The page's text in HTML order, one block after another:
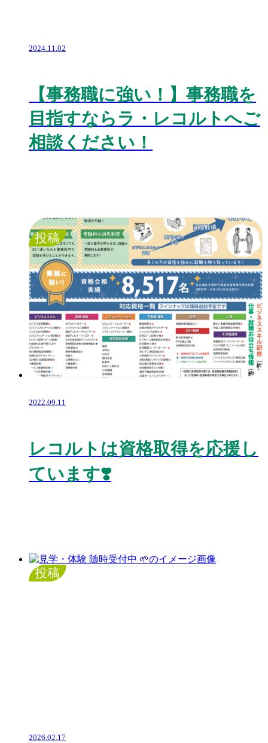
2024.11.02
【事務職に強い！】事務職を
目指すならラ・レコルトへご
相談ください！
投稿
2022.09.11
レコルトは資格取得を応援し
ています❣️
投稿
2026.02.17